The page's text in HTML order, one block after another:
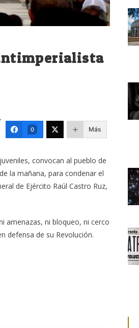
0 Más
convocan al pueblo de
la mañana, para condenar el
de Ejército Raúl Castro Ruz,
amenazas, ni bloqueo, ni cerco
defensa de su Revolución.